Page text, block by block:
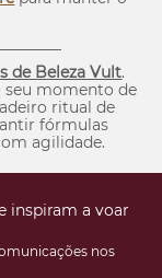
de Beleza Vult.
seu momento de
ritual de
fórmulas
agilidade.
inspiram a voar
nos